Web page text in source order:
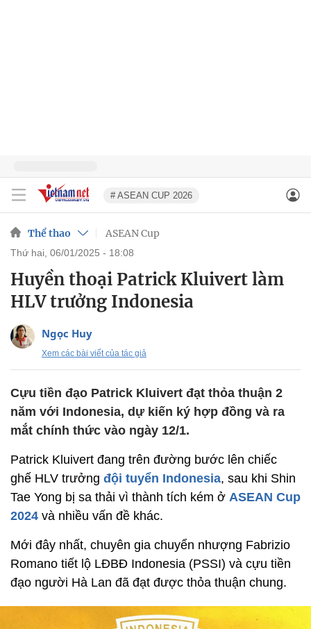
# ASEAN CUP 2026
Thể thao ASEAN Cup
thứ hai, 06/01/2025 - 18:08
Huyền thoại Patrick Kluivert làm
HLV trưởng Indonesia
Ngọc Huy
Xem các bài viết của tác giả
Cựu tiền đạo Patrick Kluivert đạt thỏa thuận 2
năm với Indonesia, dự kiến ký hợp đồng và ra
mắt chính thức vào ngày 12/1.
Patrick Kluivert đang trên đường bước lên chiếc
ghế HLV trưởng đội tuyển Indonesia, sau khi Shin
Tae Yong bị sa thải vì thành tích kém ở ASEAN Cup
2024 và nhiều vấn đề khác.
Mới đây nhất, chuyên gia chuyển nhượng Fabrizio
Romano tiết lộ LĐBĐ Indonesia (PSSI) và cựu tiền
đạo người Hà Lan đã đạt được thỏa thuận chung.